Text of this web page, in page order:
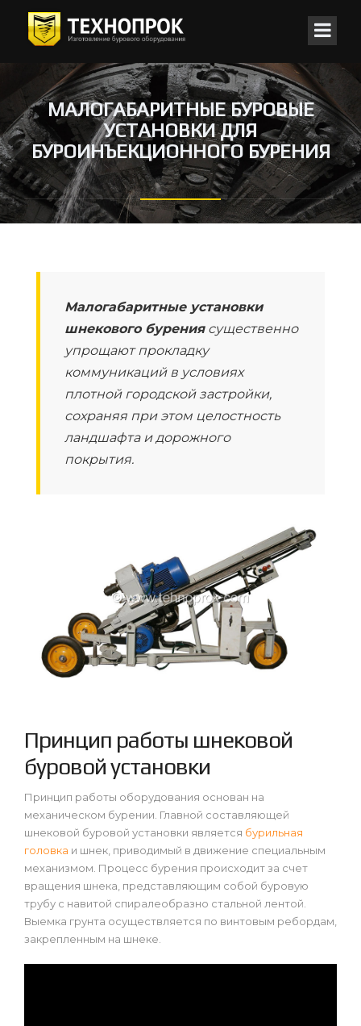
МАЛОГАБАРИТНЫЕ БУРОВЫЕ
УСТАНОВКИ ДЛЯ
БУРОИНЪЕКЦИОННОГО БУРЕНИЯ
Малогабаритные установки
шнекового бурениясущественно
упрощают прокладку
коммуникаций в условиях
плотной городской застройки,
сохраняя при этом целостность
ландшафта и дорожного
покрытия.
Принцип работы шнековой
буровой установки
Принцип работы оборудования основан на
механическом бурении. Главной составляющей
шнековой буровой установки является бурильная
головка и шнек, приводимый в движение специальным
механизмом. Процесс бурения происходит за счет
вращения шнека, представляющим собой буровую
трубу с навитой спиралеобразно стальной лентой.
Выемка грунта осуществляется по винтовым ребордам,
закрепленным на шнеке.